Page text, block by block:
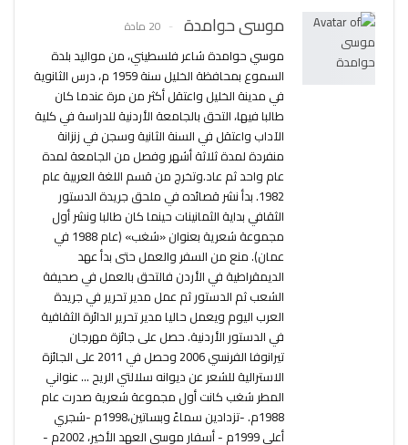
موسى حوامدة 20 مادة
موسي حوامدة شاعر فلسطيني، من مواليد بلدة
السموع بمحافظة الخليل سنة 1959 م، درس الثانوية
في مدينة الخليل واعتقل أكثر من مرة عندما كان
طالبا فيها، التحق بالجامعة الأردنية للدراسة في كلية
الآداب واعتقل في السنة الثانية وسجن في زنزانة
منفردة لمدة ثلاثة أشهر وفصل من الجامعة لمدة
عام واحد ثم عاد.وتخرج من قسم اللغة العربية عام
1982. بدأ نشر قصائده في ملحق جريدة الدستور
الثقافي بداية الثمانينات حينما كان طالبا ونشر أول
مجموعة شعرية بعنوان «شغب» (عام 1988 في
عمان). منع من السفر والعمل حتى بدأ عهد
الديمقراطية في الأردن فالتحق بالعمل في صحيفة
الشعب ثم الدستور ثم عمل مدير تحرير في جريدة
العرب اليوم ويعمل حاليا مدير تحرير الدائرة الثقافية
في الدستور الأردنية. حصل على جائزة مهرجان
تيرانوفا الفرنسي 2006 وحصل في 2011 على الجائزة
الاسترالية للشعر عن ديوانه سلالتي الريح ... عنواني
المطر شغب كانت أول مجموعة شعرية صدرت عام
1988م. -تزدادين سماءً وبساتين،1998م -شجري
أعلى 1999م - أسفار موسى العهد الأخير، 2002م -